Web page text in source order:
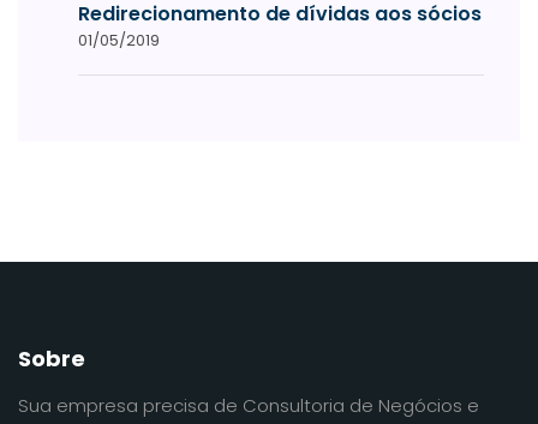
Redirecionamento de dívidas aos sócios
01/05/2019
Sobre
Sua empresa precisa de Consultoria de Negócios e